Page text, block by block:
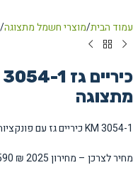
עמוד הבית מוצרי חשמל מתצוגה
מתצוגה
KM 3054-1 כיריים גז עם פונקציות אלקטרוניות לבטיחות מרבית ונוחות משתמש.
מחיר לצרכן – מחירון 2025
₪ 13,590